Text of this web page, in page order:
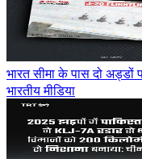
भारत सीमा के पास दो
भारतीय मीडिया